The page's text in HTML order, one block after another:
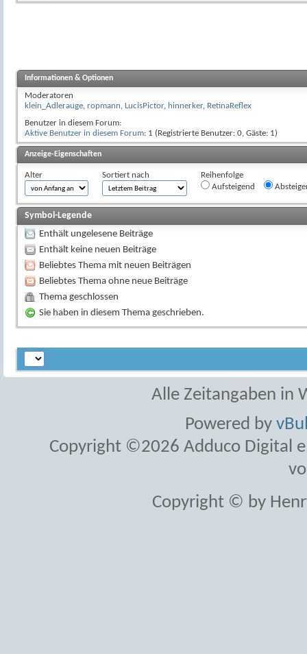
Informationen & Optionen
Moderatoren
klein_Adlerauge, ropmann, LucisPictor, hinnerker, RetinaReflex
Benutzer in diesem Forum:
Aktive Benutzer in diesem Forum: 1 (Registrierte Benutzer: 0, Gäste: 1)
Anzeige-Eigenschaften
Alter Sortiert nach
Reihenfolge
Aufsteigend
Symbol-Legende
Enthält ungelesene Beiträge
Enthält keine neuen Beiträge
Beliebtes Thema mit neuen Beiträgen
Beliebtes Thema ohne neue Beiträge
Thema geschlossen
Sie haben in diesem Thema geschrieben.
Alle Zeitangaben in
Powered by
Copyright ©2026 Adduco Digital
Copyright © by